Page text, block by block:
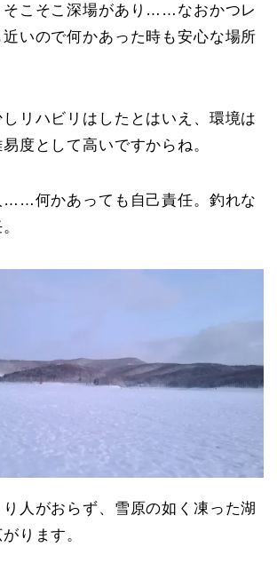
こそこ深場があり……なおかつレ
いので何かあった時も安心な場所
リハビリはしたとはいえ、環境は
度として高いですからね。
何かあっても自己責任。釣れな
人がおらず、雪原の如く凍った湖
ります。